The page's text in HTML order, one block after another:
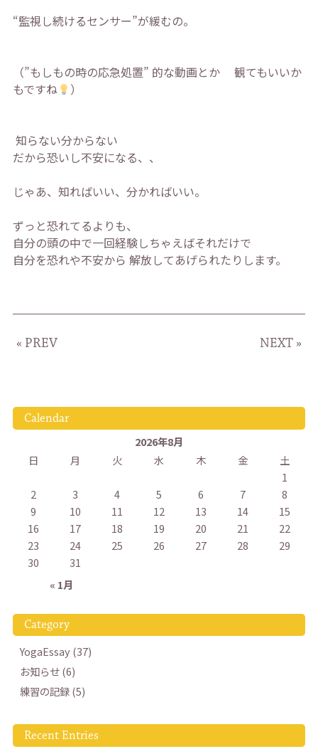
“監視し続けるセンサー”が緩むの。 ⁡
（”もしもの時の応急処置” 的な動画とか 観てもいいか
もですね
）
⁡ 知らない分からない
だから恐いし不安になる、、
じゃあ、知ればいい、分かればいい。 ⁡
ずっと恐れてるよりも、
自分の頭の中で一回経験しちゃえばそれだけで
自分を恐れや不安から 解放してあげられたりします。 ⁡
« PREV NEXT »
Calendar
2026年8月
日
月 火 水 木 金
土
1
2
3 4 5 6 7
8
9
10 11 12 13 14
15
16
17 18 19 20 21
22
23
24 25 26 27 28
29
30
31
« 1月
Category
YogaEssay (37)
お知らせ (6)
練習の記録 (5)
Recent Entries